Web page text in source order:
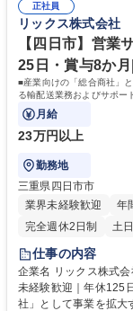
由な発想で提案が可能
同で製品開発から取り組むケー
業向け設備機器・部
す。 （https://
＜組織風土＞組織横断
システムを通じて、
得られる仕組みがあり
歴・資格 学歴：大学
車
正社員
リックス株式会社
【四日市】営業
25日・賞与8か
■産業向けの「総合商社」
る輸配送業務およびサポー
品、引き取り等をご担当い
月給
23万円以上
勤務地
三重県四日市市
業界未経験歓迎
年
完全週休2日制
土
仕事の内容
企業名 リックス株式会社 求人名 【四日市】営業サポート(納品
未経験歓迎｜年休125日・賞与8か月｜ 仕
社」として事業を拡大